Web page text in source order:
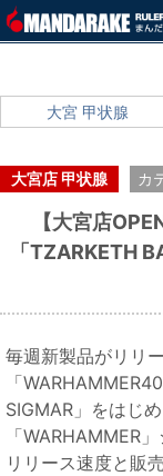
大宮 甲状腺
大宮店 甲状腺 カ
【大宮店
「TZARKETH
毎週新製品がリリ
「
SIGMAR」をはじ
「WARHAMMER」
リリース速度と販